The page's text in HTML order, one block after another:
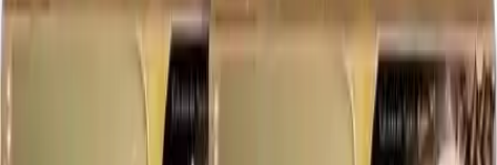
kahve keyfi uzun süre korunur. Ayrıca, sürdürülebilir üretim
politikalarıyla, doğaya olan duyarlılığını da gösterir.
Kısacası, kahve kalitesinden ödün vermek istemeyenler için,
ESPRESSOMM Gold Kapsül Kahve, eşsiz bir deneyim ve
güvenilir bir tercihtir. Tüketim alışkanlıklarınızı yeni seviyelere
taşıyacak bu ürün, her seferinde size en iyi kahve tadını sunmaya
hazırdır.